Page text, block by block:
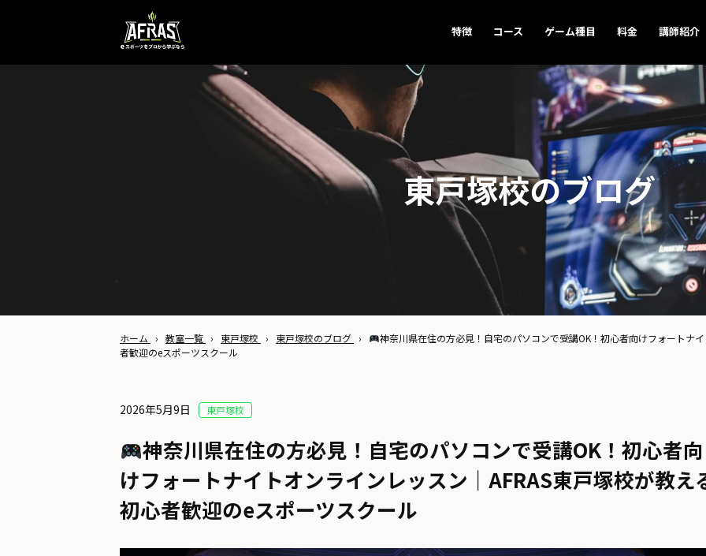
特徴 コース ゲーム種目 料金 講師紹介
東戸塚校のブログ
ホーム › 教室一覧 › 東戸塚校 › 東戸塚校のブログ ›
神奈川県在住の方必見！自宅のパソコンで受講OK！初心者向けフォートナ
者歓迎のeスポーツスクール
2026年5月9日 東戸塚校
神奈川県在住の方必見！自宅のパソコンで受講OK！初心者向
けフォートナイトオンラインレッスン｜AFRAS東戸塚校が教え
初心者歓迎のeスポーツスクール